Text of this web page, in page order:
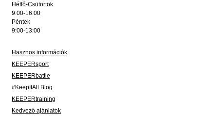
Hétfő-Csütörtök
9:00-16:00
Péntek
9:00-13:00
Hasznos információk
KEEPERsport
KEEPERbattle
#KeepItAll Blog
KEEPERtraining
Kedvező ajánlatok